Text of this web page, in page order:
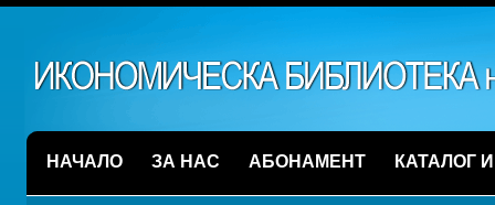
НАЧАЛО ЗА НАС АБОНАМЕНТ КАТАЛОГ